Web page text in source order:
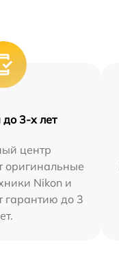
до 3-х лет
центр
оригинальные
Nikon и
гарантию до 3